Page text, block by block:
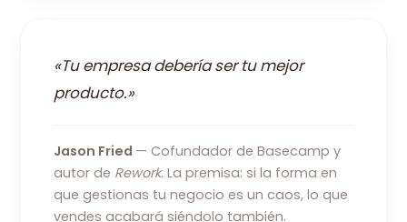
«Tu empresa debería ser tu mejor
producto.»
Jason Fried — Cofundador de Basecamp y
autor de Rework. La premisa: si la forma en
que gestionas tu negocio es un caos, lo que
vendes acabará siéndolo también.